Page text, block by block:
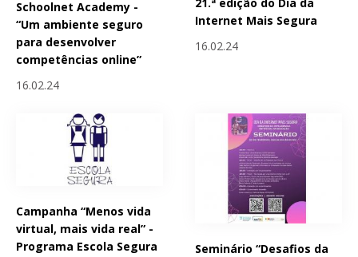
Schoolnet Academy -
“Um ambiente seguro
para desenvolver
competências online”
16.02.24
Internet Mais Segura
16.02.24
Campanha “Menos vida
virtual, mais vida real” -
Programa Escola Segura
Seminário “Desafios da